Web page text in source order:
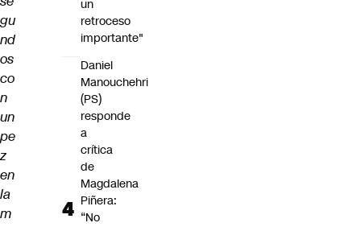
gu
nd
os
co
n
un
pe
z
en
la
m
un
retroceso
importante"
Daniel
Manouchehri
(PS)
responde
a
crítica
de
Magdalena
Piñera:
“No